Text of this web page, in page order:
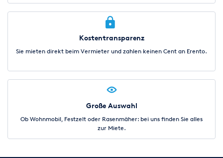
Kostentransparenz
Sie mieten direkt beim Vermieter und zahlen keinen Cent an Erento.
Große Auswahl
Ob Wohnmobil, Festzelt oder Rasenmäher: bei uns finden Sie alles
zur Miete.